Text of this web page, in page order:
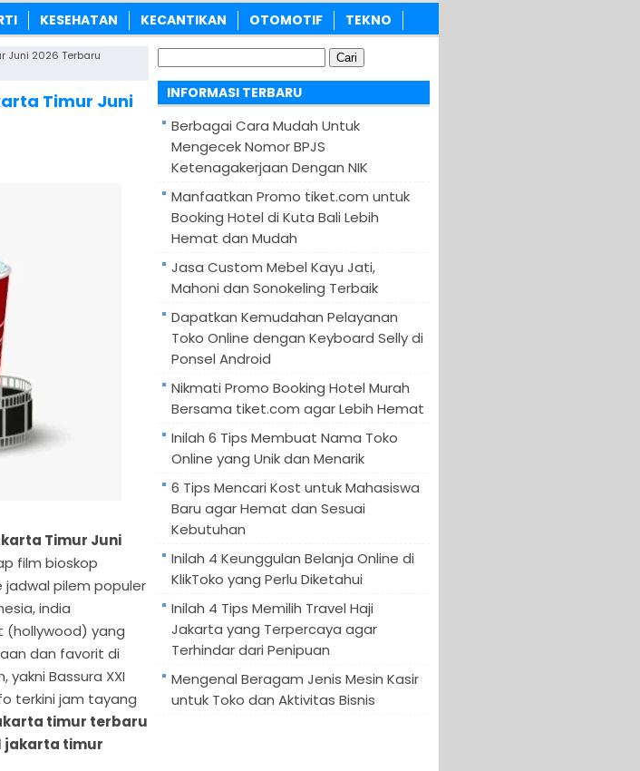
KESEHATAN KECANTIKAN OTOMOTIF TEKNO
Juni 2026 Terbaru
Timur Juni
Timur Juni
film bioskop
jadwal pilem populer
india
(hollywood) yang
dan favorit di
Bassura XXI
terkini jam tayang
timur terbaru
jakarta timur
untuk:
INFORMASI TERBARU
Berbagai Cara Mudah Untuk
Mengecek Nomor BPJS
Ketenagakerjaan Dengan NIK
Manfaatkan Promo tiket.com untuk
Booking Hotel di Kuta Bali Lebih
Hemat dan Mudah
Jasa Custom Mebel Kayu Jati,
Mahoni dan Sonokeling Terbaik
Dapatkan Kemudahan Pelayanan
Toko Online dengan Keyboard Selly di
Ponsel Android
Nikmati Promo Booking Hotel Murah
Bersama tiket.com agar Lebih Hemat
Inilah 6 Tips Membuat Nama Toko
Online yang Unik dan Menarik
6 Tips Mencari Kost untuk Mahasiswa
Baru agar Hemat dan Sesuai
Kebutuhan
Inilah 4 Keunggulan Belanja Online di
KlikToko yang Perlu Diketahui
Inilah 4 Tips Memilih Travel Haji
Jakarta yang Terpercaya agar
Terhindar dari Penipuan
Mengenal Beragam Jenis Mesin Kasir
untuk Toko dan Aktivitas Bisnis